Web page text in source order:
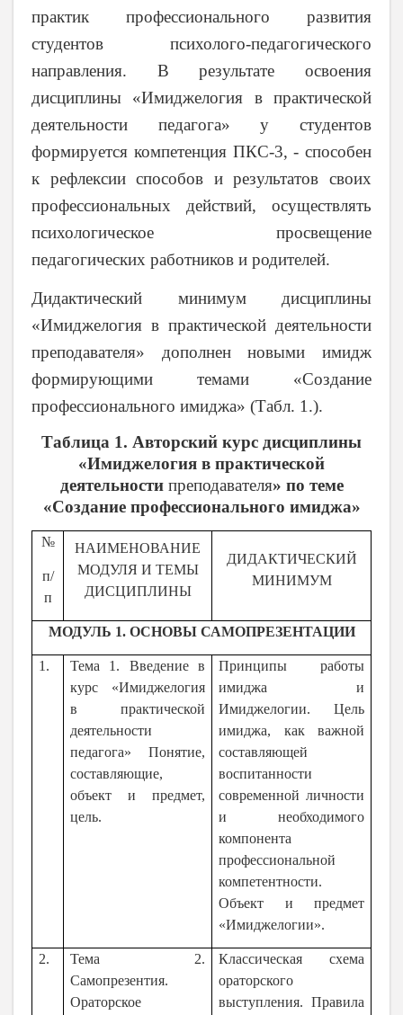
практик профессионального развития
студентов психолого-педагогического
направления. В результате освоения
дисциплины «Имиджелогия в практической
деятельности педагога» у студентов
формируется компетенция ПКС-3, - способен
к рефлексии способов и результатов своих
профессиональных действий, осуществлять
психологическое просвещение
педагогических работников и родителей.
Дидактический минимум дисциплины
«Имиджелогия в практической деятельности
преподавателя» дополнен новыми имидж
формирующими темами «Создание
профессионального имиджа» (Табл. 1.).
Таблица 1. Авторский курс дисциплины
«Имиджелогия в практической
деятельности преподавателя» по теме
«Создание профессионального имиджа»
№
п/
п
НАИМЕНОВАНИЕ
МОДУЛЯ И ТЕМЫ
ДИСЦИПЛИНЫ
ДИДАКТИЧЕСКИЙ
МИНИМУМ
МОДУЛЬ 1. ОСНОВЫ САМОПРЕЗЕНТАЦИИ
1.
Тема 1. Введение в
курс «Имиджелогия
в практической
деятельности
педагога» Понятие,
составляющие,
объект и предмет,
цель.
Принципы работы
имиджа и
Имиджелогии. Цель
имиджа, как важной
составляющей
воспитанности
современной личности
и необходимого
компонента
профессиональной
компетентности.
Объект и предмет
«Имиджелогии».
2.
Тема 2.
Самопрезентия.
Ораторское
Классическая схема
ораторского
выступления. Правила